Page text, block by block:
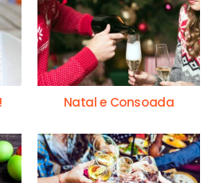
Natal e Consoada